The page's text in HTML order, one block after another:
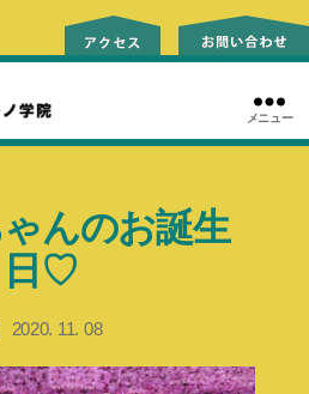
メニュー
んのお誕生
日♡
2020. 11. 08